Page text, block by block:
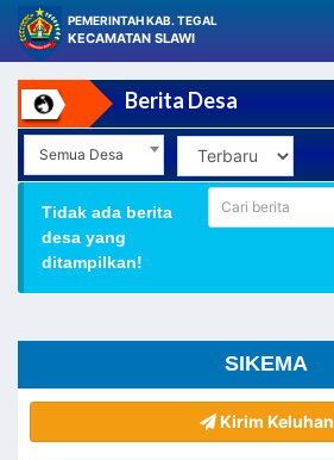
PEMERINTAH KAB. TEGAL
KECAMATAN SLAWI
Berita Desa
Semua Desa
Tidak ada berita
desa yang
ditampilkan!
SIKEMA
Kirim Keluhan